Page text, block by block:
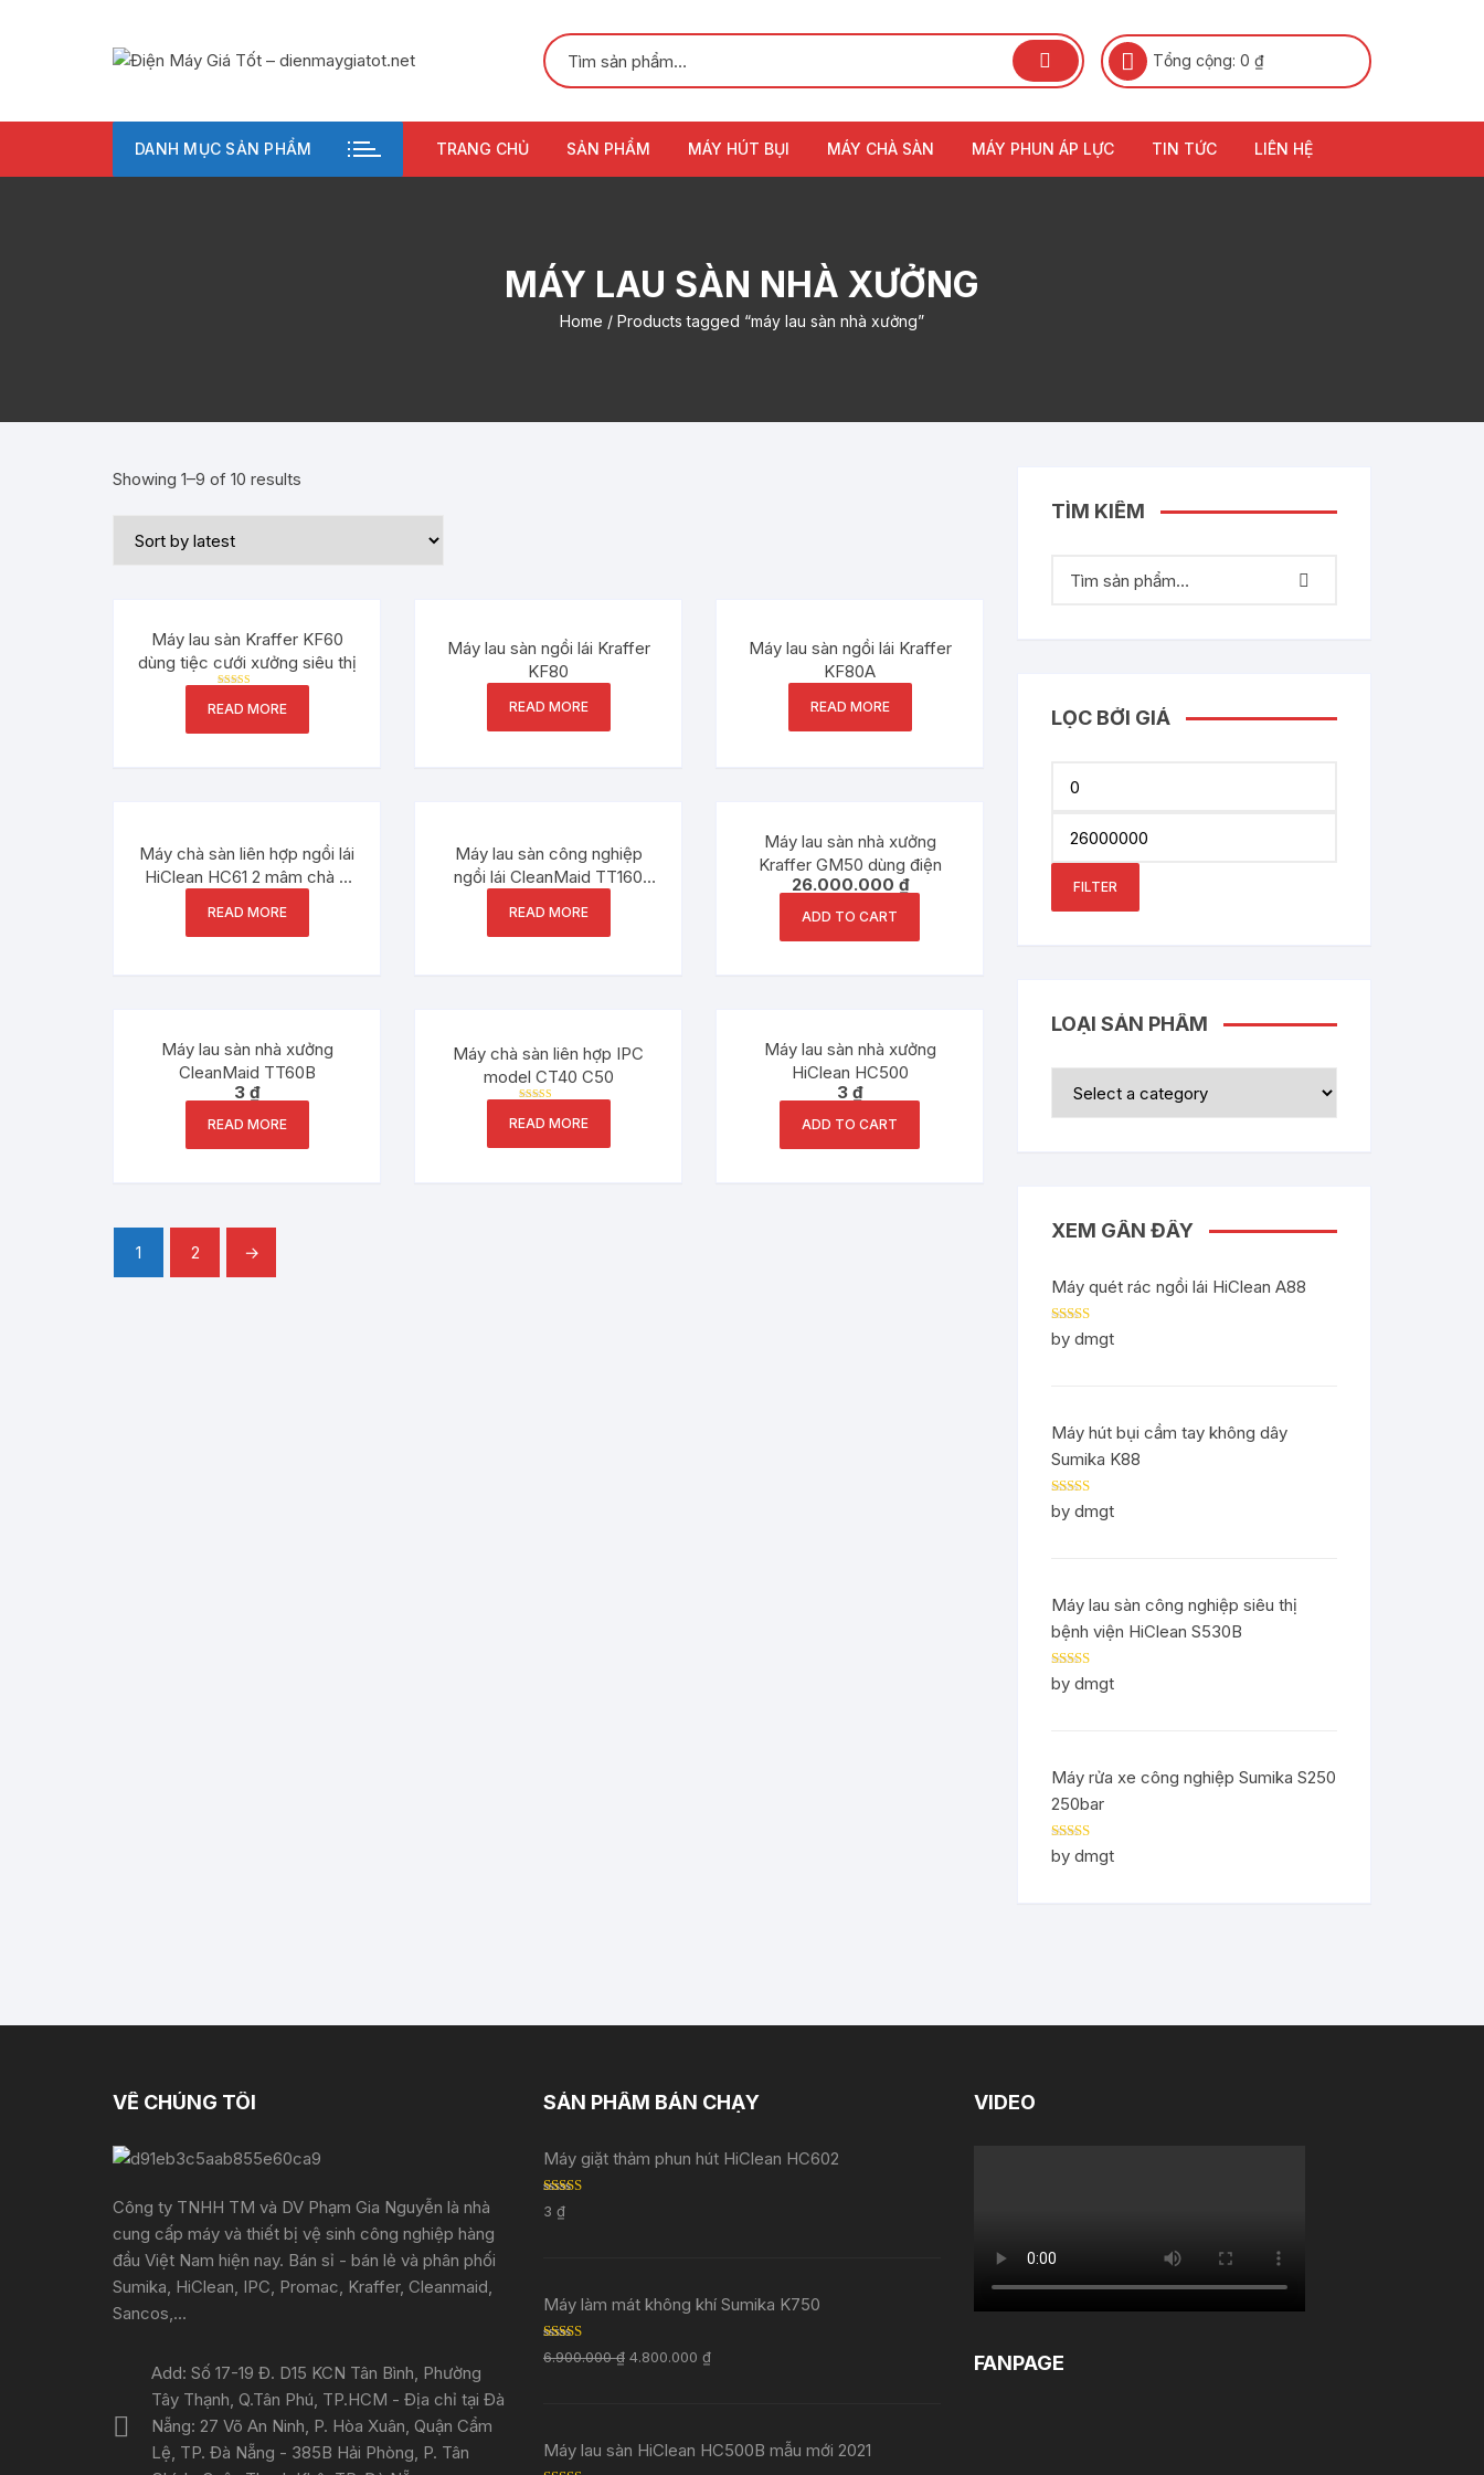
Tổng cộng: 0 ₫
DANH MỤC SẢN PHẨM TRANG CHỦ SẢN PHẨM MÁY HÚT BỤI MÁY CHÀ SÀN MÁY PHUN ÁP LỰC TIN TỨC LIÊN HỆ
MÁY LAU SÀN NHÀ XƯỞNG
Home / Products tagged “máy lau sàn nhà xưởng”
Showing 1–9 of 10 results
Máy lau sàn Kraffer KF60
dùng tiệc cưới xưởng siêu thị
5.00
out of 5
READ MORE
Máy lau sàn ngồi lái Kraffer
KF80
READ MORE
Máy lau sàn ngồi lái Kraffer
KF80A
READ MORE
Máy chà sàn liên hợp ngồi lái
HiClean HC61 2 mâm chà 4
READ MORE
Máy lau sàn công nghiệp
ngồi lái CleanMaid TT160
READ MORE
Máy lau sàn nhà xưởng
Kraffer GM50 dùng điện
26.000.000 ₫
ADD TO CART
Máy lau sàn nhà xưởng
CleanMaid TT60B
3 ₫
READ MORE
Máy chà sàn liên hợp IPC
model CT40 C50
5.00
out of 5
READ MORE
Máy lau sàn nhà xưởng
HiClean HC500
3 ₫
ADD TO CART
1 2 →
TÌM KIẾM
LỌC BỞI GIÁ
FILTER
LOẠI SẢN PHẨM
XEM GẦN ĐÂY
Máy quét rác ngồi lái HiClean A88
Rated5out
of 5
by dmgt
Máy hút bụi cầm tay không dây
Sumika K88
Rated5out
of 5
by dmgt
Máy lau sàn công nghiệp siêu thị
bệnh viện HiClean S530B
Rated5out
of 5
by dmgt
Máy rửa xe công nghiệp Sumika S250
250bar
Rated5out
of 5
by dmgt
VỀ CHÚNG TÔI
Công ty TNHH TM và DV Phạm Gia Nguyễn là nhà
cung cấp máy và thiết bị vệ sinh công nghiệp hàng
đầu Việt Nam hiện nay. Bán sỉ - bán lẻ và phân phối
Sumika, HiClean, IPC, Promac, Kraffer, Cleanmaid,
Sancos,...
Add: Số 17-19 Đ. D15 KCN Tân Bình, Phường
Tây Thạnh, Q.Tân Phú, TP.HCM - Địa chỉ tại Đà
Nẵng: 27 Võ An Ninh, P. Hòa Xuân, Quận Cẩm
Lệ, TP. Đà Nẵng - 385B Hải Phòng, P. Tân
SẢN PHẨM BÁN CHẠY
Máy giặt thảm phun hút HiClean HC602
Rated
out of 5
3 ₫
Máy làm mát không khí Sumika K750
Rated 5.00
out of 5
6.900.000₫ 4.800.000 ₫
Máy lau sàn HiClean HC500B mẫu mới 2021
VIDEO
FANPAGE